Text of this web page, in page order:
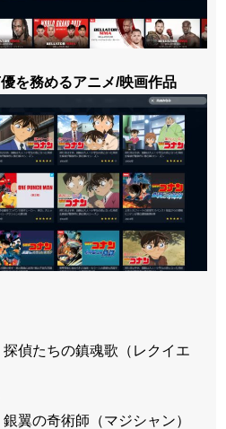
を務めるアニメ/映画作品
偵たちの鎮魂歌（レクイエ
翼の奇術師（マジシャン）